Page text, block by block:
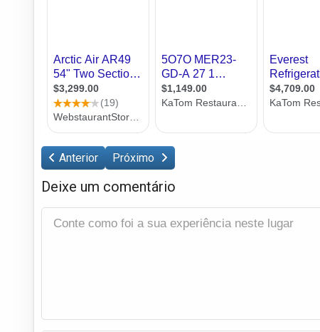
Anterior Próximo
Deixe um comentário